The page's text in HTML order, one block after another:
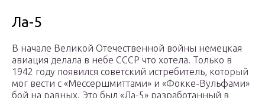
Ла-5
В начале Великой Отечественной войны немецкая
авиация делала в небе СССР что хотела. Только в
1942 году появился советский истребитель, который
мог вести с «Мессершмиттами» и «Фокке-Вульфами»
бой на равных. Это был «Ла-5» разработанный в